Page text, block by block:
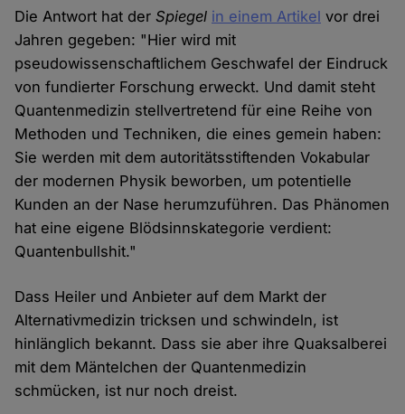
Die Antwort hat derSpiegel in einem Artikel vor drei
Jahren gegeben: "Hier wird mit
pseudowissenschaftlichem Geschwafel der Eindruck
von fundierter Forschung erweckt. Und damit steht
Quantenmedizin stellvertretend für eine Reihe von
Methoden und Techniken, die eines gemein haben:
Sie werden mit dem autoritätsstiftenden Vokabular
der modernen Physik beworben, um potentielle
Kunden an der Nase herumzuführen. Das Phänomen
hat eine eigene Blödsinnskategorie verdient:
Quantenbullshit."
Dass Heiler und Anbieter auf dem Markt der
Alternativmedizin tricksen und schwindeln, ist
hinlänglich bekannt. Dass sie aber ihre Quaksalberei
mit dem Mäntelchen der Quantenmedizin
schmücken, ist nur noch dreist.